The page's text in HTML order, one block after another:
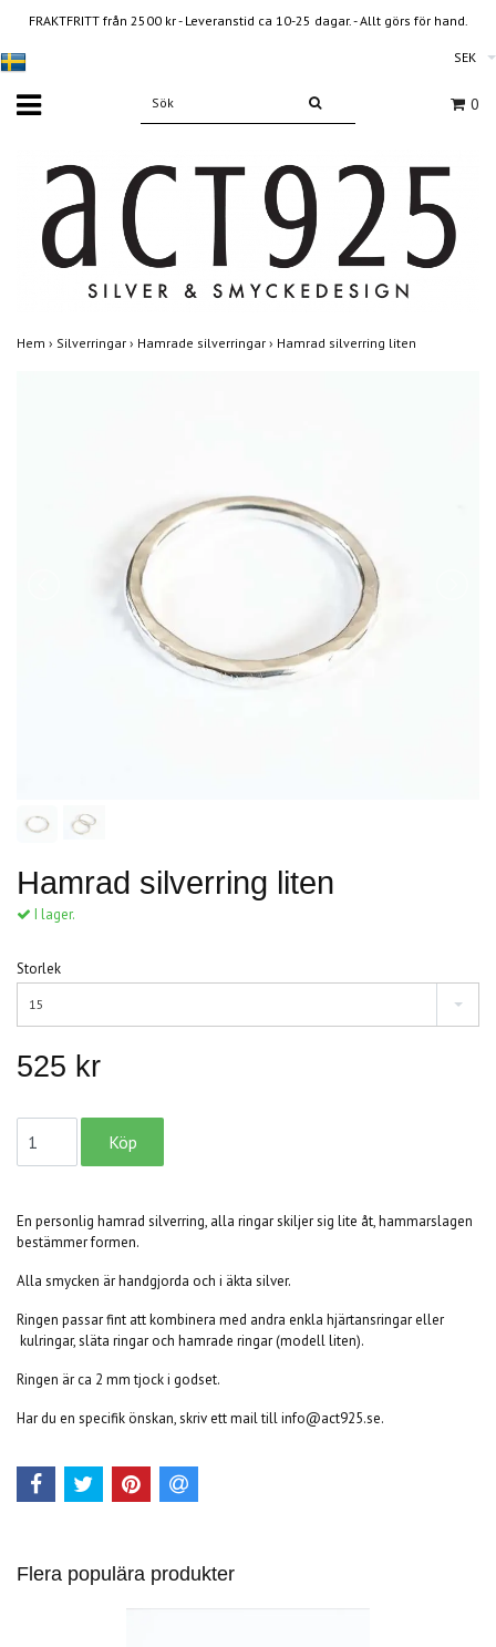
FRAKTFRITT från 2500 kr - Leveranstid ca 10-25 dagar. - Allt görs för hand.
SEK
0
Hem › Silverringar › Hamrade silverringar › Hamrad silverring liten
Hamrad silverring liten
I lager.
Storlek
15
525 kr
En personlig hamrad silverring, alla ringar skiljer sig lite åt, hammarslagen
bestämmer formen.
Alla smycken är handgjorda och i äkta silver.
Ringen passar fint att kombinera med andra enkla hjärtansringar eller
kulringar, släta ringar och hamrade ringar (modell liten).
Ringen är ca 2 mm tjock i godset.
Har du en specifik önskan, skriv ett mail tillinfo@act925.se.
Flera populära produkter